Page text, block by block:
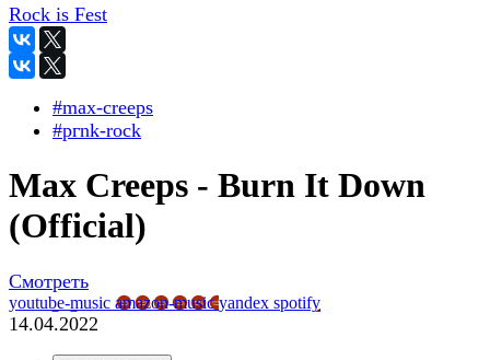
Rock is Fest
#max-creeps
#pгnk-roсk
Max Creeps - Burn It Down
(Official)
Смотреть
youtube-music amazon-musicyandex spotify
14.04.2022